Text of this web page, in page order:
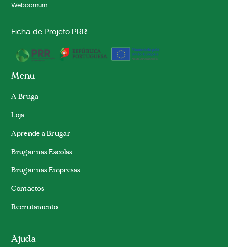
Webcomum
Ficha de Projeto PRR
Menu
A Bruga
Loja
Aprende a Brugar
Brugar nas Escolas
Brugar nas Empresas
Contactos
Recrutamento
Ajuda